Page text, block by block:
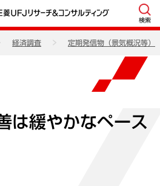
検索
経済調査 定期発信物（景気概況等）
は緩やかなペース